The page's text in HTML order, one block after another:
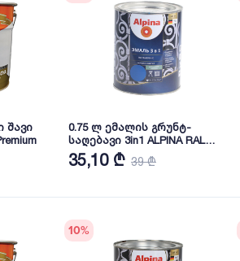
შავი
0.75 ლ ემალის გრუნტ-
საღებავი 3in1 ALPINA RAL
8011
35,10 ₾ 39 ₾
10%